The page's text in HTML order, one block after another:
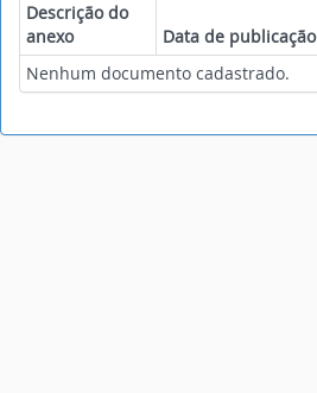
Descrição do
anexo
Data de publicação
Nenhum documento cadastrado.